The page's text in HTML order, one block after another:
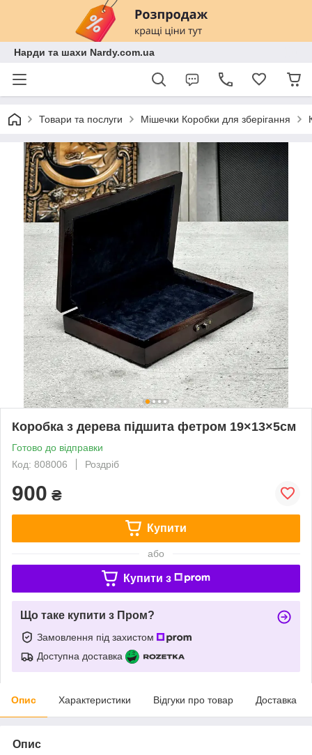
Нарди та шахи Nardy.com.ua
Товари та послуги Мішечки Коробки для зберігання
Коробка з дерева підшита фетром 19×13×5см
Готово до відправки
Код: 808006
Роздріб
900 ₴
Купити
або
Купити з
Що таке купити з Пром?
Замовлення під захистом
Доступна доставка
Опис Характеристики Відгуки про товар Доставка
Опис